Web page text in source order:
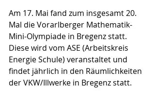
Am 17. Mai fand zum insgesamt 20.
Mal die Vorarlberger Mathematik-
Mini-Olympiade in Bregenz statt.
Diese wird vom ASE (Arbeitskreis
Energie Schule) veranstaltet und
findet jährlich in den Räumlichkeiten
der VKW/Illwerke in Bregenz statt.